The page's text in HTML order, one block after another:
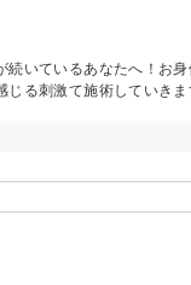
いているあなたへ！お
る刺激て施術していきま